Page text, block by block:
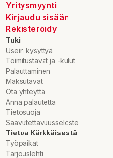
Yritysmyynti
Kirjaudu sisään
Rekisteröidy
Tuki
Usein kysyttyä
Toimitustavat ja -kulut
Palauttaminen
Maksutavat
Ota yhteyttä
Anna palautetta
Tietosuoja
Saavutettavuusseloste
Tietoa Kärkkäisestä
Työpaikat
Tarjouslehti